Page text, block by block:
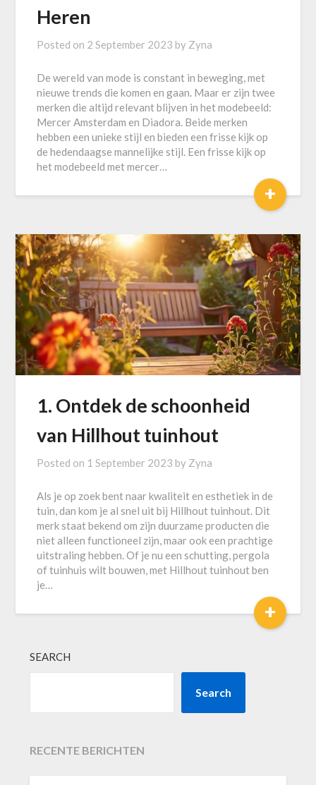
Heren
Posted on 2 September 2023 by Zyna
De wereld van mode is constant in beweging, met
nieuwe trends die komen en gaan. Maar er zijn twee
merken die altijd relevant blijven in het modebeeld:
Mercer Amsterdam en Diadora. Beide merken
hebben een unieke stijl en bieden een frisse kijk op
de hedendaagse mannelijke stijl. Een frisse kijk op
het modebeeld met mercer…
+
1. Ontdek de schoonheid
van Hillhout tuinhout
Posted on 1 September 2023 by Zyna
Als je op zoek bent naar kwaliteit en esthetiek in de
tuin, dan kom je al snel uit bij Hillhout tuinhout. Dit
merk staat bekend om zijn duurzame producten die
niet alleen functioneel zijn, maar ook een prachtige
uitstraling hebben. Of je nu een schutting, pergola
of tuinhuis wilt bouwen, met Hillhout tuinhout ben
je…
+
SEARCH
Search
RECENTE BERICHTEN